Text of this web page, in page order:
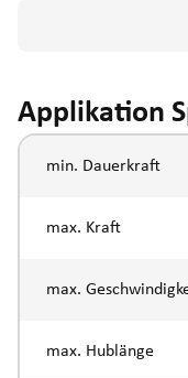
Applikation
min. Dauerkraft
max. Kraft
max.
max. Hublänge